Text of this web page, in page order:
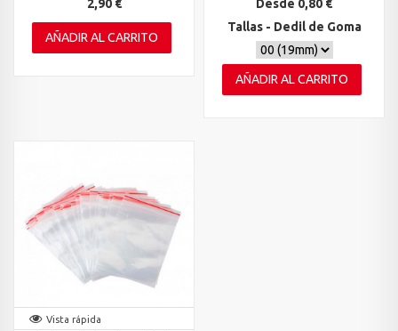
2,90 €
AÑADIR AL CARRITO
Desde 0,80 €
Tallas - Dedil de Goma
AÑADIR AL CARRITO
Vista rápida